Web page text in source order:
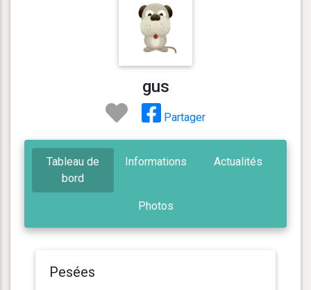
gus
Partager
Tableau de
bord
Informations Actualités
Photos
Pesées